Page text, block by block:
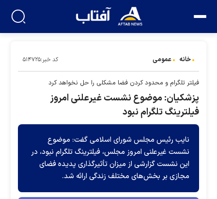
خانه عمومی کد خبر:۵۱۴۷۲۵
فیلتر تلگرام و محدود کردن فضا مشکلی را حل نخواهد کرد
پزشکیان: موضوع نشست غیرعلنی امروز
فیلترینگ تلگرام نبود
نایب رئیس مجلس شورای اسلامی گفت: موضوع
نشست غیرعلنی امروز مجلس، فیلترینگ تلگرام نبود، در
این نشست گزارشی از میزان تأثیرگذاری پدیده فضای
مجازی بر بخش‌های مختلف زندگی ارائه شد.